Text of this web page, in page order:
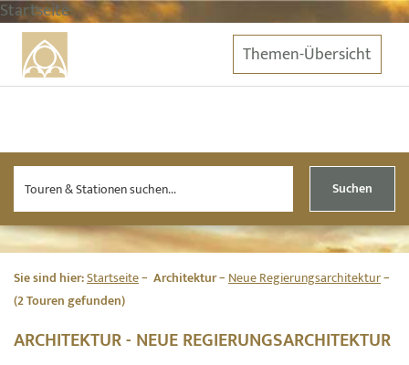
Startseite
Themen-Übersicht
Suchen
Sie sind hier:Startseite Architektur Neue Regierungsarchitektur
(2 Touren gefunden)
ARCHITEKTUR - NEUE REGIERUNGSARCHITEKTUR